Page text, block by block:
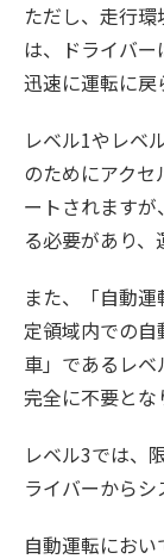
ただし、走行
は、ドライバー
迅速に運転に戻
レベル1やレベ
のためにアク
ートされます
る必要があり、
また、「自動
定領域内での
車」であるレ
完全に不要とな
レベル3では、
ライバーからシ
自動運転におい